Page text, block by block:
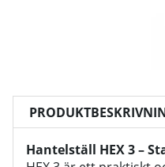
Hantelställ HEX 3 –